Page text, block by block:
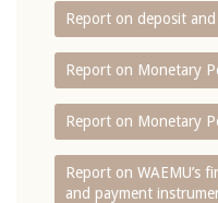
Report on deposit
Report on Monetary
Report on Monetary
Report on WAEMU’s
and payment